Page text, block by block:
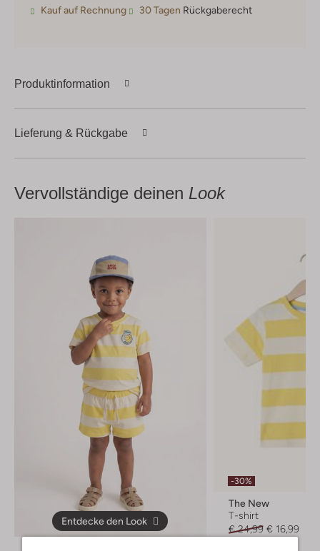
Kauf auf Rechnung 30 Tagen Rückgaberecht
Produktinformation
Lieferung & Rückgabe
Vervollständige deinen Look
Entdecke den Look
-30%
The New
T-shirt
€ 24,99 € 16,99